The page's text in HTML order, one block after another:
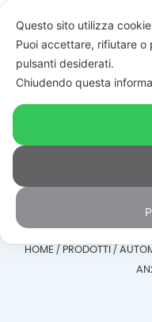
HOME / PRODOTTI /
Questo sito utilizza
Puoi accettare, rifiutare o
pulsanti desiderati.
Chiudendo questa